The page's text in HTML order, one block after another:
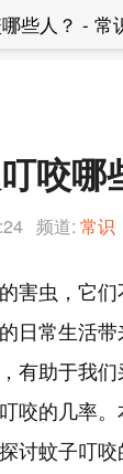
些人？ - 常
咬哪
频道: 常识
害虫，它
日常生活
有助于我
咬的几率
讨蚊子叮